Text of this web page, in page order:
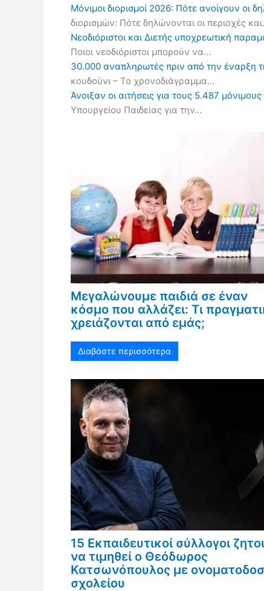
Μόνιμοι διορισμοί 2026: Πότε ανοίγουν
διορισμών: Πότε δηλώνονται οι περιοχές
Νεοδιόριστοι και Διετής υποχρεωτική
Ποιοι νεοδιόριστοι μπορούν να…
30.000 αναπληρωτές πριν από την έναρξη
κουδούνι – Το χρονοδιάγραμμα…
Άνοιξαν οι αιτήσεις για τους 5.487
Υπουργείου Παιδείας για την…
Μεγαλώνουμε παιδιά σε έναν
κόσμο που αλλάζει: Τι
χρειάζονται από εμάς;
Διαβάστε περισσότερα
15 Εκπαιδευτικοί σύλλογοι
να τιμηθεί ο Θεόδωρος
Κατσωνόπουλος με
σχολείου